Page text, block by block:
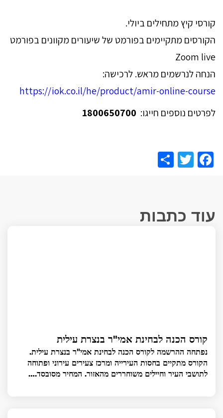
קורסי קיץ מתחילים ביולי.
הקורסים מתקיימים בפורמט של שיעורים מקוונים בפורמט
Zoom live
הנחה לנרשמים מראש. לרכישה:
https://iok.co.il/he/product/amir-online-course
לפרטים נוספים חייגו: 1800650700
Facebook
Twitter
עוד כתבות
קורס הכנה לבחינת אמי"ר בנצרת עילית
נפתחה ההרשמה לקורס הכנה לבחינת אמי"ר בנצרת עילית.
הקורס מתקיים בחסות העירייה ומרכז צעירים עירוני ופתוחה
לתושבי העיר וחיילים משוחררים מהאזור. המחיר מסובסד.…